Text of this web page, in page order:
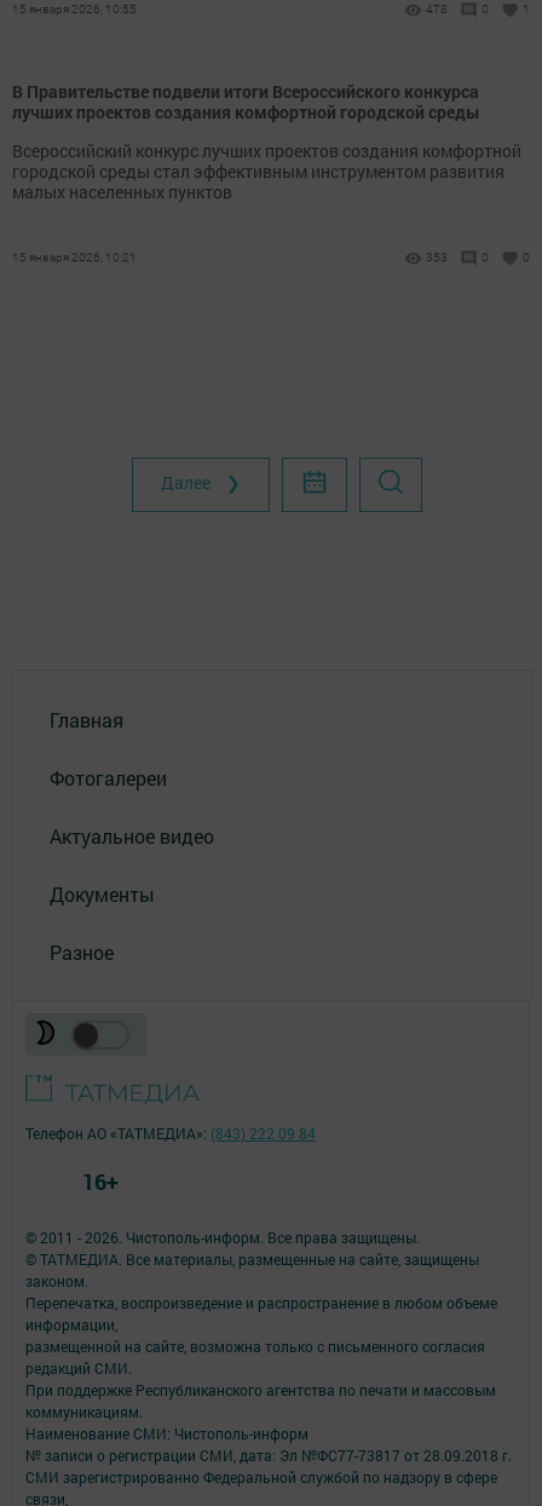
15 января 2026, 10:55 478 0 1
В Правительстве подвели итоги Всероссийского конкурса
лучших проектов создания комфортной городской среды
Всероссийский конкурс лучших проектов создания комфортной
городской среды стал эффективным инструментом развития
малых населенных пунктов
15 января 2026, 10:21 353 0 0
Далее ❯
Главная
Фотогалереи
Актуальное видео
Документы
Разное
© 2011 - 2026. Чистополь-информ. Все права защищены.
© ТАТМЕДИА. Все материалы, размещенные на сайте, защищены
законом.
Перепечатка, воспроизведение и распространение в любом объеме
информации,
размещенной на сайте, возможна только с письменного согласия
редакций СМИ.
При поддержке Республиканского агентства по печати и массовым
коммуникациям.
Наименование СМИ: Чистополь-информ
№ записи о регистрации СМИ, дата: Эл №ФС77-73817 от 28.09.2018 г.
СМИ зарегистрированно Федеральной службой по надзору в сфере
связи,
Телефон АО «ТАТМЕДИА»: (843) 222 09 84
16+